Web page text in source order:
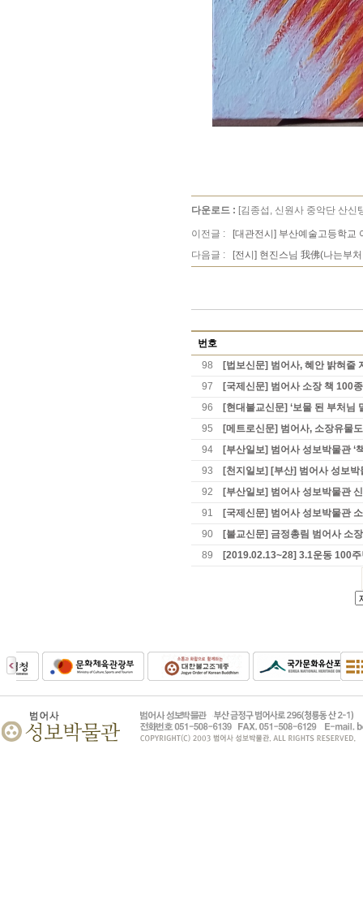
다운로드 : [김종섭, 신원사 중악단 산신
이전글 :
[대관전시] 부산예술고등학교
다음글 :
[전시] 현진스님 我佛(나는부
번호
98
[법보신문] 범어사, 혜안 밝혀줄
97
[국제신문] 범어사 소장 책 100
96
[현대불교신문] ‘보물 된 부처님
95
[메트로신문] 범어사, 소장유물
94
[부산일보] 범어사 성보박물관 ‘
93
[천지일보] [부산] 범어사 성보박
92
[부산일보] 범어사 성보박물관
91
[국제신문] 범어사 성보박물관
90
[불교신문] 금정총림 범어사 소장
89
[2019.02.13~28] 3.1운동 100